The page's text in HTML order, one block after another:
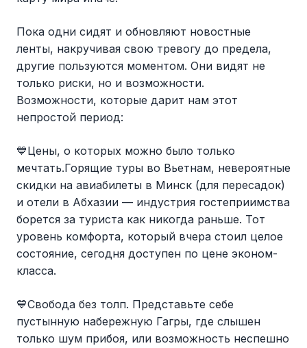
Пока одни сидят и обновляют новостные
ленты, накручивая свою тревогу до предела,
другие пользуются моментом. Они видят не
только риски, но и возможности.
Возможности, которые дарит нам этот
непростой период:
💙Цены, о которых можно было только
мечтать.Горящие туры во Вьетнам, невероятные
скидки на авиабилеты в Минск (для пересадок)
и отели в Абхазии — индустрия гостеприимства
борется за туриста как никогда раньше. Тот
уровень комфорта, который вчера стоил целое
состояние, сегодня доступен по цене эконом-
класса.
💙Свобода без толп. Представьте себе
пустынную набережную Гагры, где слышен
только шум прибоя, или возможность неспешно